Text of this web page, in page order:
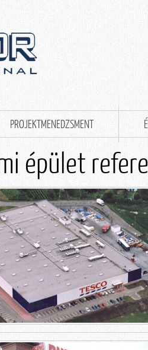
PROJEKTMENEDZSMENT
épület